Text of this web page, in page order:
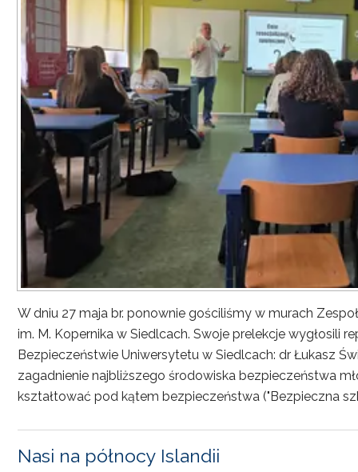
W dniu 27 maja br. ponownie gościliśmy w murach
im. M. Kopernika w Siedlcach. Swoje prelekcje wygłosili
Bezpieczeństwie Uniwersytetu w Siedlcach: dr Łukasz
zagadnienie najbliższego środowiska bezpieczeństwa
kształtować pod kątem bezpieczeństwa ("Bezpieczna
Nasi na północy Islandii